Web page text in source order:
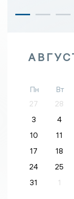
Пн Вт
27
28
3
4
10
11
17
18
24
25
31
1